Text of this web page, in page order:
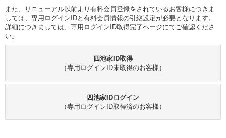
また、リニューアル以前より有料会員登録をされているお客様につきま
しては、専用ログインIDと有料会員情報の引継設定が必要となります。
詳細につきましては、専用ログインID取得完了ページにてご確認くださ
い。
四池家ID取得
（専用ログインID未取得のお客様）
四池家IDログイン
（専用ログインID取得済のお客様）